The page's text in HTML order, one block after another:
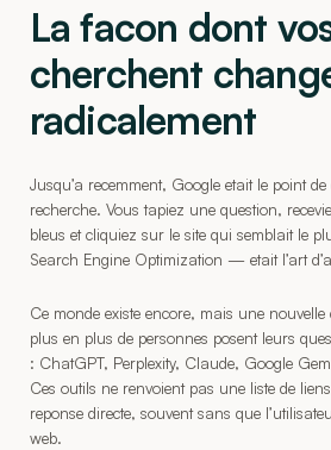
La facon dont
cherchent
radicalement
Jusqu’a recemment, Google etait le point
recherche. Vous tapiez une question,
bleus et cliquiez sur le site qui semblait le
Search Engine Optimization — etait l’art
Ce monde existe encore, mais une
plus en plus de personnes posent leurs
: ChatGPT, Perplexity, Claude, Google
Ces outils ne renvoient pas une liste de
reponse directe, souvent sans que
web.